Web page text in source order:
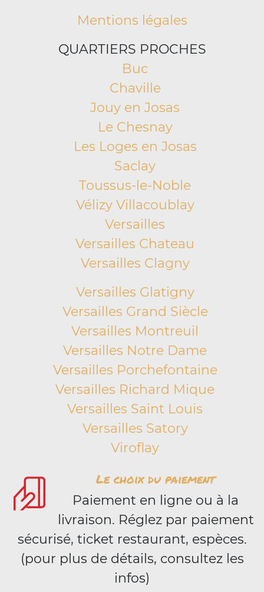
Mentions légales
QUARTIERS PROCHES
Buc
Chaville
Jouy en Josas
Le Chesnay
Les Loges en Josas
Saclay
Toussus-le-Noble
Vélizy Villacoublay
Versailles
Versailles Chateau
Versailles Clagny
Versailles Glatigny
Versailles Grand Siècle
Versailles Montreuil
Versailles Notre Dame
Versailles Porchefontaine
Versailles Richard Mique
Versailles Saint Louis
Versailles Satory
Viroflay
Le choix du paiement
Paiement en ligne ou à la
livraison. Réglez par paiement
sécurisé, ticket restaurant, espèces.
(pour plus de détails, consultez les
infos)